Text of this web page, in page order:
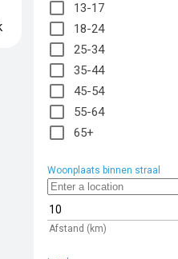
13-17
18-24
25-34
35-44
45-54
55-64
65+
Woonplaats binnen straal
Afstand (km)